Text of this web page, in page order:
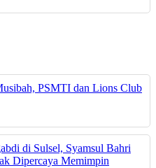
PSMTI dan Lions Club
di Sulsel, Syamsul Bahri
Dipercaya Memimpin